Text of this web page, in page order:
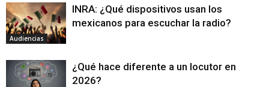
Audiencias
INRA: ¿Qué dispositivos usan los
mexicanos para escuchar la radio?
¿Qué hace diferente a un locutor en
2026?